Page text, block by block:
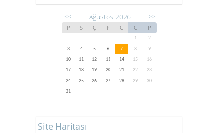
<< Ağustos 2026 >>
P S Ç P C C P
1
2
3
4 5 6 7 8
9
10
11 12 13 14 15
16
17
18 19 20 21 22
23
24
25 26 27 28 29
30
31
Site Haritası